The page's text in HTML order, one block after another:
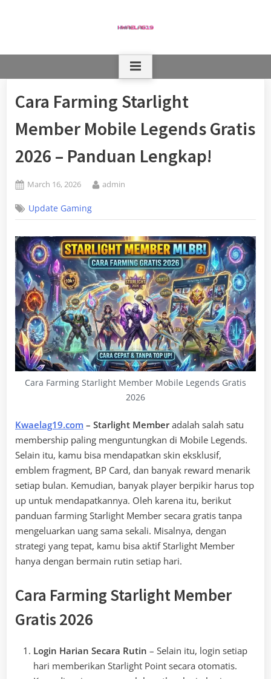
Cara Farming Starlight
Member Mobile Legends Gratis
2026 – Panduan Lengkap!
Posted
March 16, 2026 By
admin
Update Gaming
Cara Farming Starlight Member Mobile Legends Gratis
2026
Kwaelag19.com – Starlight Memberadalah salah satu
membership paling menguntungkan di Mobile Legends.
Selain itu, kamu bisa mendapatkan skin eksklusif,
emblem fragment, BP Card, dan banyak reward menarik
setiap bulan. Kemudian, banyak player berpikir harus top
up untuk mendapatkannya. Oleh karena itu, berikut
panduan farming Starlight Member secara gratis tanpa
mengeluarkan uang sama sekali. Misalnya, dengan
strategi yang tepat, kamu bisa aktif Starlight Member
hanya dengan bermain rutin setiap hari.
Cara Farming Starlight Member
Gratis 2026
Login Harian Secara Rutin – Selain itu, login setiap
hari memberikan Starlight Point secara otomatis.